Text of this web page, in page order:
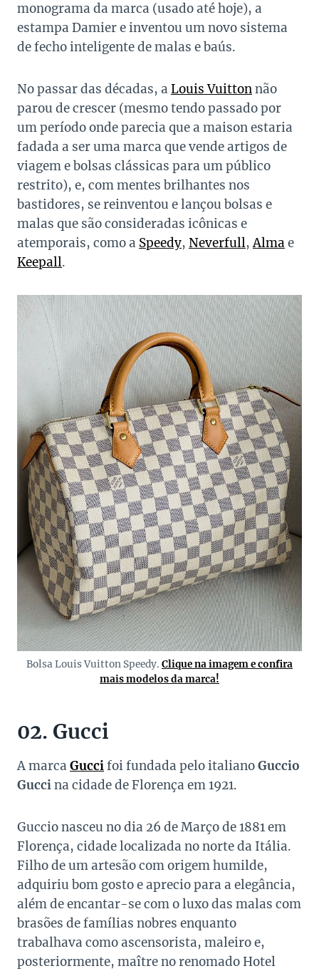
monograma da marca (usado até hoje), a
estampa Damier e inventou um novo sistema
de fecho inteligente de malas e baús.
No passar das décadas, a Louis Vuittonnão
parou de crescer (mesmo tendo passado por
um período onde parecia que a maison estaria
fadada a ser uma marca que vende artigos de
viagem e bolsas clássicas para um público
restrito), e, com mentes brilhantes nos
bastidores, se reinventou e lançou bolsas e
malas que são consideradas icônicas e
atemporais, como a Speedy, Neverfull,Alma e
Keepall.
Bolsa Louis Vuitton Speedy. Clique na imagem e confira
mais modelos da marca!
02. Gucci
A marca Guccifoi fundada pelo italianoGuccio
Guccina cidade de Florença em 1921.
Guccio nasceu no dia 26 de Março de 1881 em
Florença, cidade localizada no norte da Itália.
Filho de um artesão com origem humilde,
adquiriu bom gosto e aprecio para a elegância,
além de encantar-se com o luxo das malas com
brasões de famílias nobres enquanto
trabalhava como ascensorista, maleiro e,
posteriormente, maître no renomado Hotel